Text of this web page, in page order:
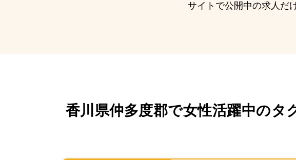
サイトで公開中の求人だ
香川県仲多度郡で女性活躍中のタ